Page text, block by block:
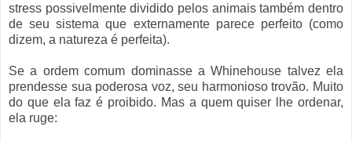
stress possivelmente dividido pelos animais também dentro
de seu sistema que externamente parece perfeito (como
dizem, a natureza é perfeita).
Se a ordem comum dominasse a Whinehouse talvez ela
prendesse sua poderosa voz, seu harmonioso trovão. Muito
do que ela faz é proibido. Mas a quem quiser lhe ordenar,
ela ruge: